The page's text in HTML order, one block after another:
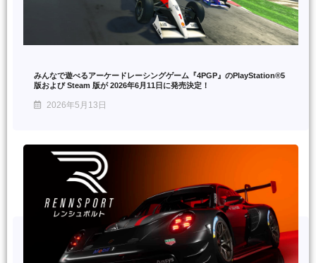
みんなで遊べるアーケードレーシングゲーム『4PGP』のPlayStation®5
版および Steam 版が 2026年6月11日に発売決定！
2026年5月13日